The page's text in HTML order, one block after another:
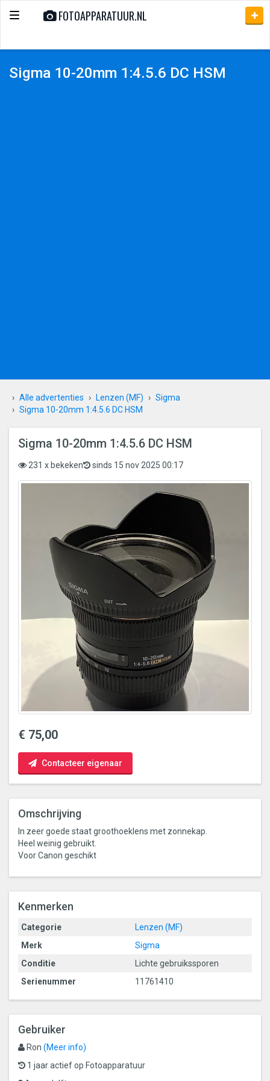
Toggle
FOTOAPPARATUUR.NL
Sigma 10-20mm 1:4.5.6 DC HSM
Alle advertenties Lenzen (MF)
Sigma
Sigma 10-20mm 1:4.5.6 DC HSM
Sigma 10-20mm 1:4.5.6 DC HSM
231 x bekeken sinds 15 nov 2025 00:17
€ 75,00
Contacteer eigenaar
Omschrijving
In zeer goede staat groothoeklens met zonnekap.
Heel weinig gebruikt.
Voor Canon geschikt
Kenmerken
Categorie
Lenzen (MF)
Merk
Sigma
Conditie
Lichte gebruikssporen
Serienummer
11761410
Gebruiker
Ron (Meer info)
1 jaar actief op Fotoapparatuur